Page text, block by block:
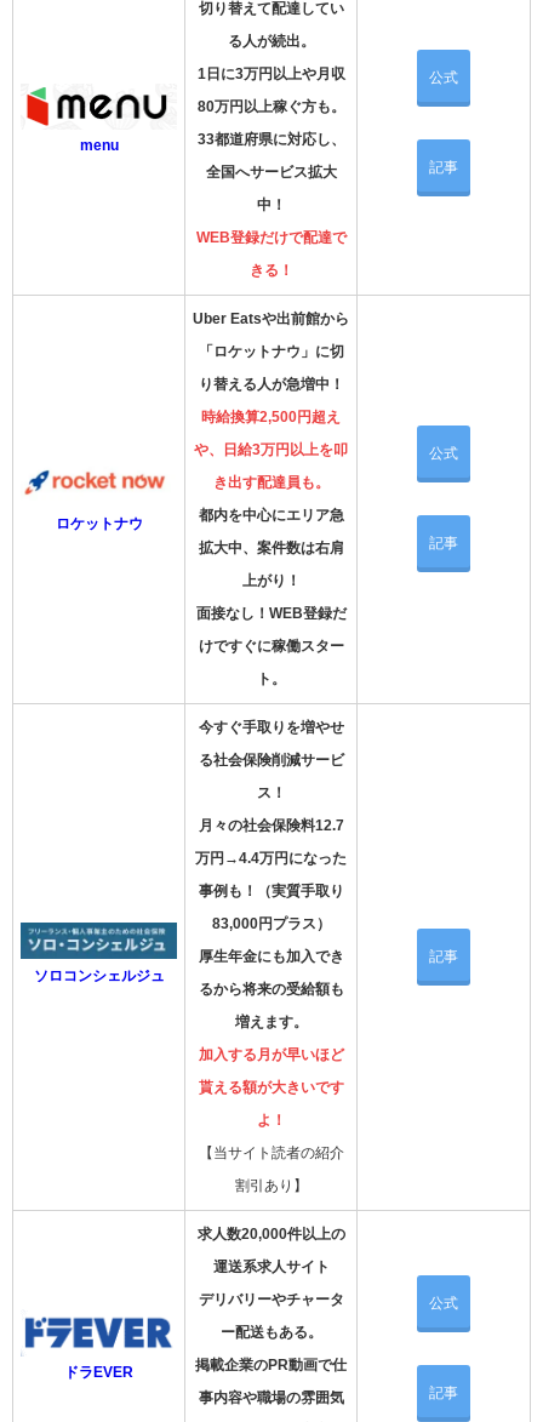
menu
切り替えて配達してい
る人が続出。
1日に3万円以上や月収
80万円以上稼ぐ方も。
33都道府県に対応し、
全国へサービス拡大
中！
WEB登録だけで配達で
きる！
公式
記事
ロケットナウ
Uber Eatsや出前館から
「ロケットナウ」に切
り替える人が急増中！
時給換算2,500円超え
や、日給3万円以上を叩
き出す配達員も。
都内を中心にエリア急
拡大中、案件数は右肩
上がり！
面接なし！WEB登録だ
けですぐに稼働スター
ト。
公式
記事
ソロコンシェルジュ
今すぐ手取りを増やせ
る社会保険削減サービ
ス！
月々の社会保険料12.7
万円→4.4万円になった
事例も！（実質手取り
83,000円プラス）
厚生年金にも加入でき
るから将来の受給額も
増えます。
加入する月が早いほど
貰える額が大きいです
よ！
【当サイト読者の紹介
割引あり】
記事
ドラEVER
求人数20,000件以上の
運送系求人サイト
デリバリーやチャータ
ー配送もある。
掲載企業のPR動画で仕
事内容や職場の雰囲気
公式
記事